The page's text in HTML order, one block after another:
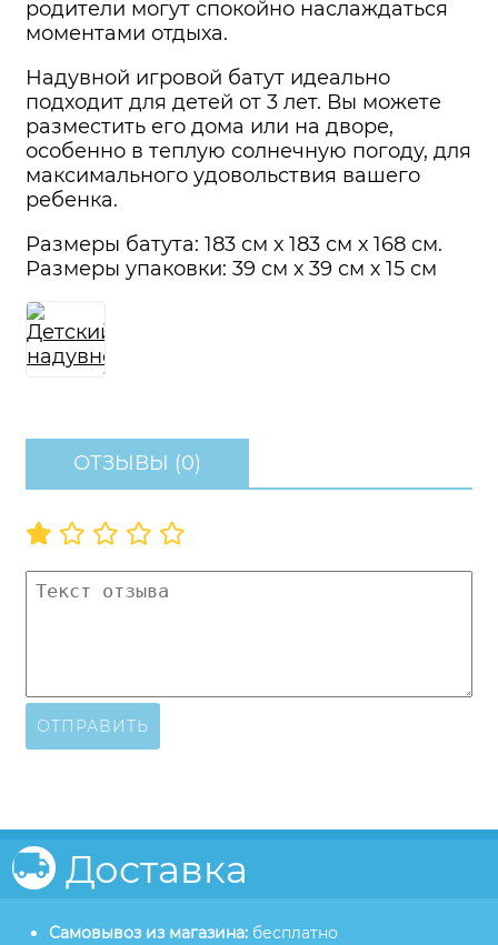
родители могут спокойно наслаждаться
моментами отдыха.
Надувной игровой батут идеально
подходит для детей от 3 лет. Вы можете
разместить его дома или на дворе,
особенно в теплую солнечную погоду, для
максимального удовольствия вашего
ребенка.
Размеры батута: 183 см х 183 см х 168 см.
Размеры упаковки: 39 см х 39 см х 15 см
ОТЗЫВЫ (0)
ОТПРАВИТЬ
Доставка
Самовывоз из магазина: бесплатно